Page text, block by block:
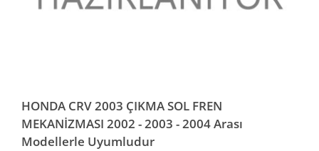
HONDA CRV 2003 ÇIKMA SOL FREN
MEKANİZMASI 2002 - 2003 - 2004 Arası
Modellerle Uyumludur